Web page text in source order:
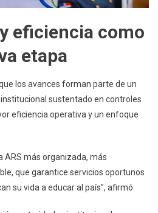
eficiencia como
etapa
los avances forman parte de un
sustentado en controles
eficiencia operativa y un enfoque
ARS más organizada, más
que garantice servicios oportunos
su vida a educar al país”, afirmó.